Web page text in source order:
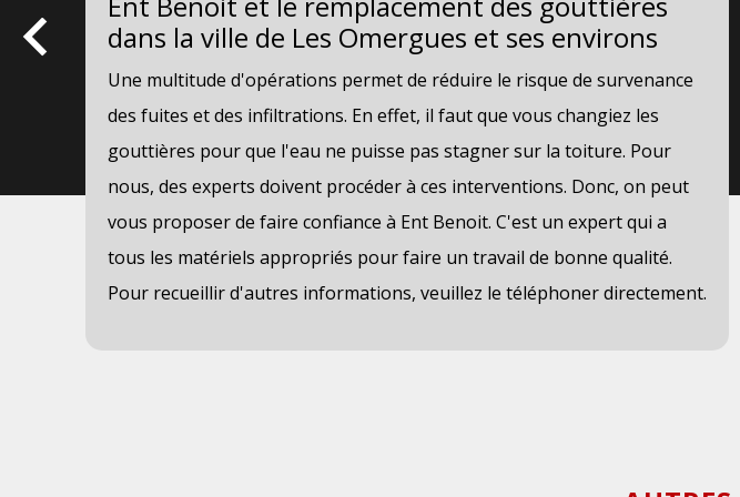
dans la ville de Les Omergues et ses environs
Une multitude d'opérations permet de réduire le risque de survenance
des fuites et des infiltrations. En effet, il faut que vous changiez les
gouttières pour que l'eau ne puisse pas stagner sur la toiture. Pour
nous, des experts doivent procéder à ces interventions. Donc, on peut
vous proposer de faire confiance à Ent Benoit. C'est un expert qui a
tous les matériels appropriés pour faire un travail de bonne qualité.
Pour recueillir d'autres informations, veuillez le téléphoner directement.